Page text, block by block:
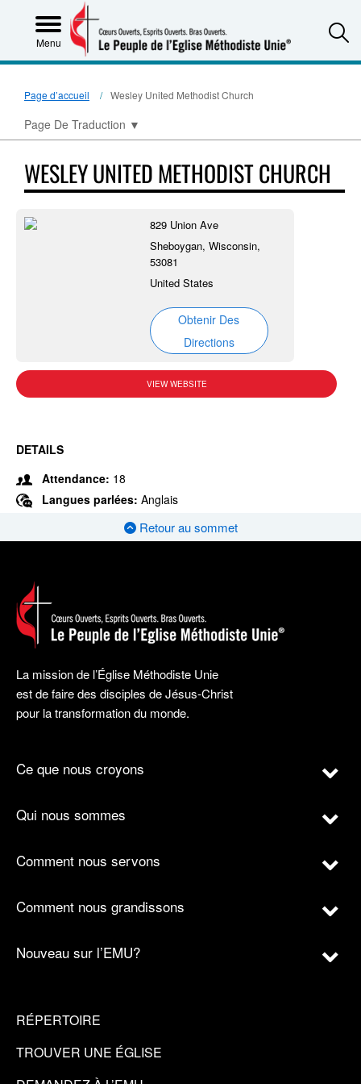
Menu
Page d’accueil Wesley United Methodist Church
Page De Traduction ▼
WESLEY UNITED METHODIST CHURCH
829 Union Ave
Sheboygan, Wisconsin,
53081
United States
Obtenir Des
Directions
VIEW WEBSITE
DETAILS
Attendance: 18
Langues parlées: Anglais
Retour au sommet
La mission de l’Église Méthodiste Unie
est de faire des disciples de Jésus-Christ
pour la transformation du monde.
Ce que nous croyons
Qui nous sommes
Comment nous servons
Comment nous grandissons
Nouveau sur l’EMU?
RÉPERTOIRE
TROUVER UNE ÉGLISE